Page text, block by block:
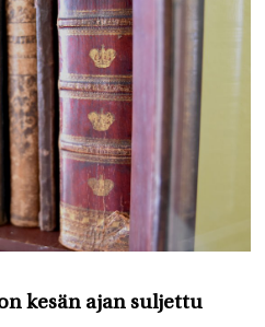
kesän ajan suljettu